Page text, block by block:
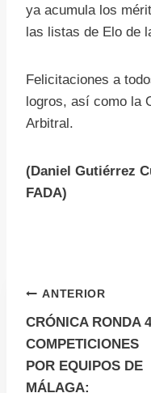
ya acumula los
las listas de Elo de
Felicitaciones a
logros, así como la
Arbitral.
(Daniel Gutiérrez
FADA)
de
ANTERIOR
CRÓNICA RONDA
COMPETICIONES
POR EQUIPOS DE
MÁLAGA: